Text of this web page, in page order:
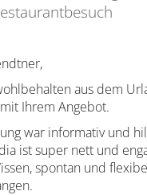
aus dem
Ihrem Angebot.
war informativ und
ist super nett und
spontan und